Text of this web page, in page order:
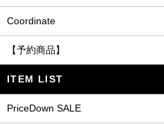
Coordinate
【予約商品】
ITEM LIST
PriceDown SALE